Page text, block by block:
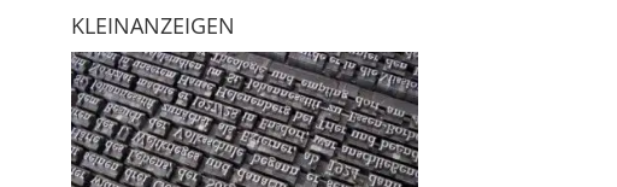
KLEINANZEIGEN